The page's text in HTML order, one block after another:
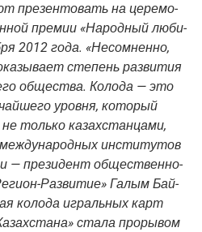
пре­зен­то­вать на цере­мо­
пре­мии «Народ­ный люби­
2012 года. «Несо­мнен­но,
сте­пень раз­ви­тия
обще­ства. Коло­да — это
уров­ня, кото­рый
толь­ко казах­стан­ца­ми,
инсти­ту­тов
— пре­зи­дент обще­ствен­но­
Раз­ви­тие» Галым Бай­
коло­да играль­ных карт
ста­ла про­ры­вом